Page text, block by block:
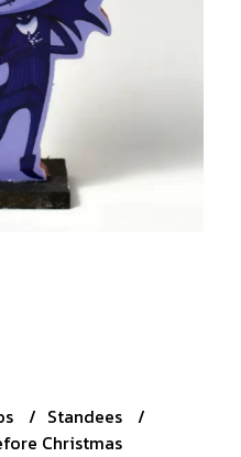
Standees
Christmas